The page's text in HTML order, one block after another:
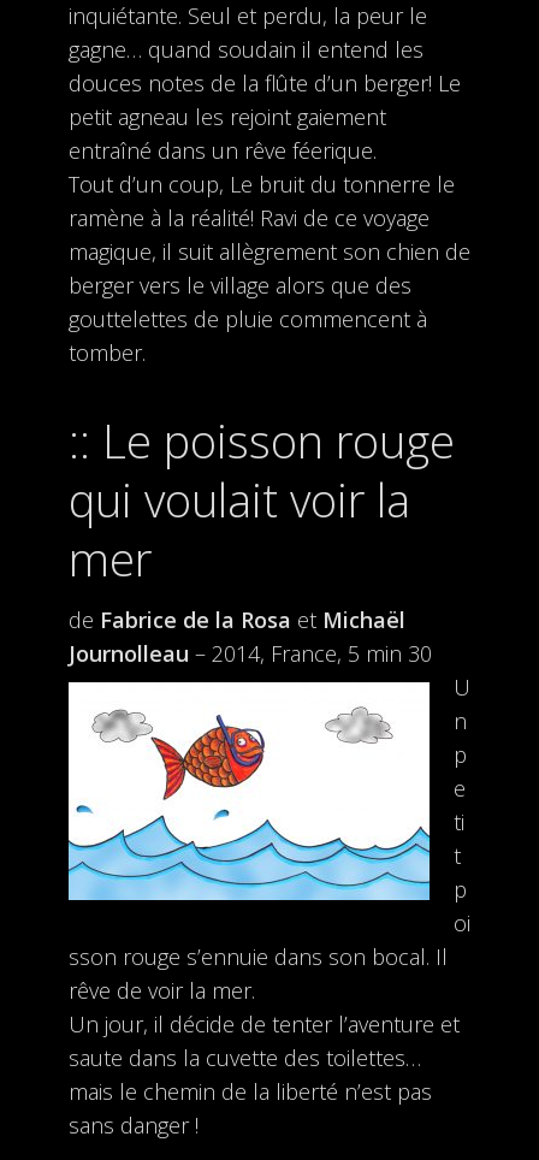
inquiétante. Seul et perdu, la peur le
gagne… quand soudain il entend les
douces notes de la flûte d’un berger! Le
petit agneau les rejoint gaiement
entraîné dans un rêve féerique.
Tout d’un coup, Le bruit du tonnerre le
ramène à la réalité! Ravi de ce voyage
magique, il suit allègrement son chien de
berger vers le village alors que des
gouttelettes de pluie commencent à
tomber.
Le poisson rouge
qui voulait voir la
mer
de Fabrice de la Rosa et Michaël
Journolleau – 2014, France, 5 min 30
U
n
p
e
ti
t
p
oi
sson rouge s’ennuie dans son bocal. Il
rêve de voir la mer.
Un jour, il décide de tenter l’aventure et
saute dans la cuvette des toilettes…
mais le chemin de la liberté n’est pas
sans danger !